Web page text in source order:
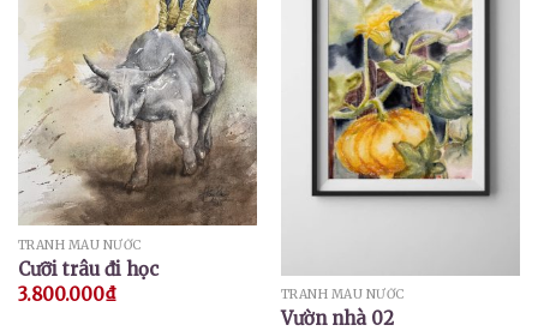
TRANH MÀU NƯỚC
Cưỡi trâu đi học
3.800.000₫ TRANH MÀU NƯỚC
Vườn nhà 02